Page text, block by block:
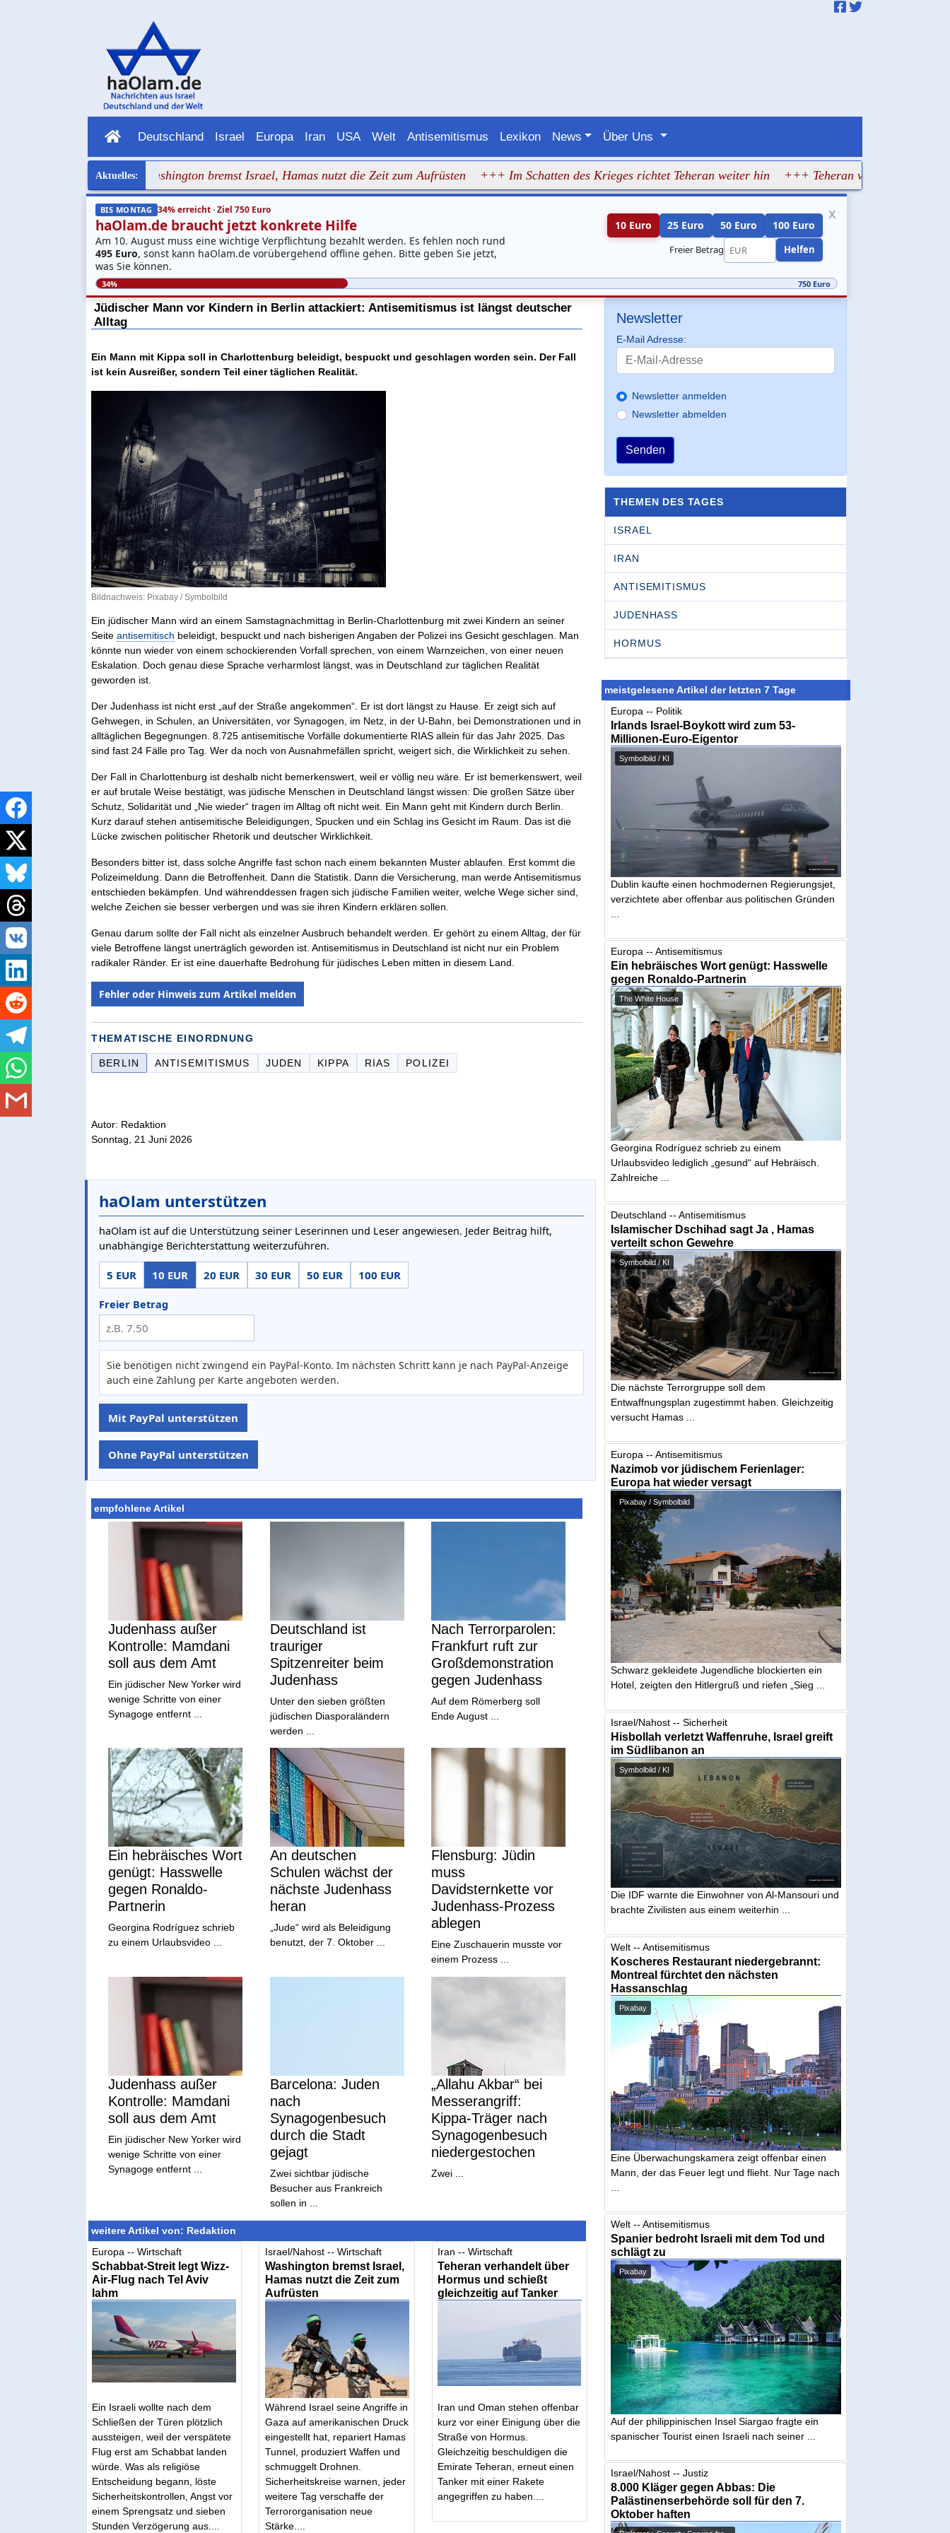
Deutschland Israel Europa Iran USA Welt Antisemitismus Lexikon News Über Uns
+++ Washington bremst Israel, Hamas nutzt die Zeit zum Aufrüsten +++ Im Schatten des Krieges richtet Teheran weiter hin +++ Teheran verhandelt über Hormus
BIS MONTAG 34% erreicht · Ziel 750 Euro
haOlam.de braucht jetzt konkrete Hilfe
Am 10. August muss eine wichtige Verpflichtung bezahlt werden. Es fehlen noch rund
495 Euro, sonst kann haOlam.de vorübergehend offline gehen. Bitte geben Sie jetzt,
was Sie können.
10 Euro 25 Euro 50 Euro 100 Euro
Freier Betrag Helfen
x
34% 750 Euro
Jüdischer Mann vor Kindern in Berlin attackiert: Antisemitismus ist längst deutscher
Alltag
Ein Mann mit Kippa soll in Charlottenburg beleidigt, bespuckt und geschlagen worden sein. Der Fall
ist kein Ausreißer, sondern Teil einer täglichen Realität.
Bildnachweis: Pixabay / Symbolbild
Ein jüdischer Mann wird an einem Samstagnachmittag in Berlin-Charlottenburg mit zwei Kindern an seiner
Seiteantisemitisch beleidigt, bespuckt und nach bisherigen Angaben der Polizei ins Gesicht geschlagen. Man
könnte nun wieder von einem schockierenden Vorfall sprechen, von einem Warnzeichen, von einer neuen
Eskalation. Doch genau diese Sprache verharmlost längst, was in Deutschland zur täglichen Realität
geworden ist.
Der Judenhass ist nicht erst „auf der Straße angekommen“. Er ist dort längst zu Hause. Er zeigt sich auf
Gehwegen, in Schulen, an Universitäten, vor Synagogen, im Netz, in der U-Bahn, bei Demonstrationen und in
alltäglichen Begegnungen. 8.725 antisemitische Vorfälle dokumentierte RIAS allein für das Jahr 2025. Das
sind fast 24 Fälle pro Tag. Wer da noch von Ausnahmefällen spricht, weigert sich, die Wirklichkeit zu sehen.
Der Fall in Charlottenburg ist deshalb nicht bemerkenswert, weil er völlig neu wäre. Er ist bemerkenswert, weil
er auf brutale Weise bestätigt, was jüdische Menschen in Deutschland längst wissen: Die großen Sätze über
Schutz, Solidarität und „Nie wieder“ tragen im Alltag oft nicht weit. Ein Mann geht mit Kindern durch Berlin.
Kurz darauf stehen antisemitische Beleidigungen, Spucken und ein Schlag ins Gesicht im Raum. Das ist die
Lücke zwischen politischer Rhetorik und deutscher Wirklichkeit.
Besonders bitter ist, dass solche Angriffe fast schon nach einem bekannten Muster ablaufen. Erst kommt die
Polizeimeldung. Dann die Betroffenheit. Dann die Statistik. Dann die Versicherung, man werde Antisemitismus
entschieden bekämpfen. Und währenddessen fragen sich jüdische Familien weiter, welche Wege sicher sind,
welche Zeichen sie besser verbergen und was sie ihren Kindern erklären sollen.
Genau darum sollte der Fall nicht als einzelner Ausbruch behandelt werden. Er gehört zu einem Alltag, der für
viele Betroffene längst unerträglich geworden ist. Antisemitismus in Deutschland ist nicht nur ein Problem
radikaler Ränder. Er ist eine dauerhafte Bedrohung für jüdisches Leben mitten in diesem Land.
Fehler oder Hinweis zum Artikel melden
THEMATISCHE EINORDNUNG
BERLIN ANTISEMITISMUS JUDEN KIPPA RIAS POLIZEI
Autor: Redaktion
Sonntag, 21 Juni 2026
haOlam unterstützen
haOlam ist auf die Unterstützung seiner Leserinnen und Leser angewiesen. Jeder Beitrag hilft,
unabhängige Berichterstattung weiterzuführen.
5 EUR 10 EUR 20 EUR 30 EUR 50 EUR 100 EUR
Freier Betrag
Sie benötigen nicht zwingend ein PayPal-Konto. Im nächsten Schritt kann je nach PayPal-Anzeige
auch eine Zahlung per Karte angeboten werden.
Mit PayPal unterstützen
Ohne PayPal unterstützen
empfohlene Artikel
Judenhass außer
Kontrolle: Mamdani
soll aus dem Amt
Ein jüdischer New Yorker wird
wenige Schritte von einer
Synagoge entfernt ...
Deutschland ist
trauriger
Spitzenreiter beim
Judenhass
Unter den sieben größten
jüdischen Diasporaländern
werden ...
Nach Terrorparolen:
Frankfurt ruft zur
Großdemonstration
gegen Judenhass
Auf dem Römerberg soll
Ende August ...
Ein hebräisches Wort
genügt: Hasswelle
gegen Ronaldo-
Partnerin
Georgina Rodríguez schrieb
zu einem Urlaubsvideo ...
An deutschen
Schulen wächst der
nächste Judenhass
heran
„Jude“ wird als Beleidigung
benutzt, der 7. Oktober ...
Flensburg: Jüdin
muss
Davidsternkette vor
Judenhass-Prozess
ablegen
Eine Zuschauerin musste vor
einem Prozess ...
Judenhass außer
Kontrolle: Mamdani
soll aus dem Amt
Ein jüdischer New Yorker wird
wenige Schritte von einer
Synagoge entfernt ...
Barcelona: Juden
nach
Synagogenbesuch
durch die Stadt
gejagt
Zwei sichtbar jüdische
Besucher aus Frankreich
sollen in ...
„Allahu Akbar“ bei
Messerangriff:
Kippa-Träger nach
Synagogenbesuch
niedergestochen
Zwei ...
weitere Artikel von: Redaktion
Europa -- Wirtschaft
Schabbat-Streit legt Wizz-
Air-Flug nach Tel Aviv
lahm
Ein Israeli wollte nach dem
Schließen der Türen plötzlich
aussteigen, weil der verspätete
Flug erst am Schabbat landen
würde. Was als religiöse
Entscheidung begann, löste
Sicherheitskontrollen, Angst vor
einem Sprengsatz und sieben
Stunden Verzögerung aus....
Israel/Nahost -- Wirtschaft
Washington bremst Israel,
Hamas nutzt die Zeit zum
Aufrüsten
Während Israel seine Angriffe in
Gaza auf amerikanischen Druck
eingestellt hat, repariert Hamas
Tunnel, produziert Waffen und
schmuggelt Drohnen.
Sicherheitskreise warnen, jeder
weitere Tag verschaffe der
Terrororganisation neue
Stärke....
Iran -- Wirtschaft
Teheran verhandelt über
Hormus und schießt
gleichzeitig auf Tanker
Iran und Oman stehen offenbar
kurz vor einer Einigung über die
Straße von Hormus.
Gleichzeitig beschuldigen die
Emirate Teheran, erneut einen
Tanker mit einer Rakete
angegriffen zu haben....
Newsletter
E-Mail Adresse:
Newsletter anmelden
Newsletter abmelden
Senden
THEMEN DES TAGES
ISRAEL
IRAN
ANTISEMITISMUS
JUDENHASS
HORMUS
meistgelesene Artikel der letzten 7 Tage
Europa -- Politik
Irlands Israel-Boykott wird zum 53-
Millionen-Euro-Eigentor
Symbolbild / KI
Dublin kaufte einen hochmodernen Regierungsjet,
verzichtete aber offenbar aus politischen Gründen
Europa -- Antisemitismus
Ein hebräisches Wort genügt: Hasswelle
gegen Ronaldo-Partnerin
The White House
Georgina Rodríguez schrieb zu einem
Urlaubsvideo lediglich „gesund“ auf Hebräisch.
Zahlreiche ...
Deutschland -- Antisemitismus
Islamischer Dschihad sagt Ja , Hamas
verteilt schon Gewehre
Symbolbild / KI
Die nächste Terrorgruppe soll dem
Entwaffnungsplan zugestimmt haben. Gleichzeitig
versucht Hamas ...
Europa -- Antisemitismus
Nazimob vor jüdischem Ferienlager:
Europa hat wieder versagt
Pixabay / Symbolbild
Schwarz gekleidete Jugendliche blockierten ein
Hotel, zeigten den Hitlergruß und riefen „Sieg ...
Israel/Nahost -- Sicherheit
Hisbollah verletzt Waffenruhe, Israel greift
im Südlibanon an
Symbolbild / KI
Die IDF warnte die Einwohner von Al-Mansouri und
brachte Zivilisten aus einem weiterhin ...
Welt -- Antisemitismus
Koscheres Restaurant niedergebrannt:
Montreal fürchtet den nächsten
Hassanschlag
Pixabay
Eine Überwachungskamera zeigt offenbar einen
Mann, der das Feuer legt und flieht. Nur Tage nach
Welt -- Antisemitismus
Spanier bedroht Israeli mit dem Tod und
schlägt zu
Pixabay
Auf der philippinischen Insel Siargao fragte ein
spanischer Tourist einen Israeli nach seiner ...
Israel/Nahost -- Justiz
8.000 Kläger gegen Abbas: Die
Palästinenserbehörde soll für den 7.
Oktober haften